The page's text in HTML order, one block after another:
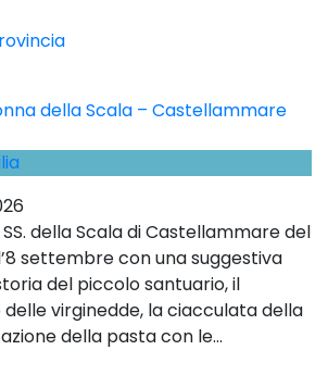
della Scala – Castellammare
della Scala di Castellammare del
settembre con una suggestiva
del piccolo santuario, il
virginedde, la ciacculata della
della pasta con le...